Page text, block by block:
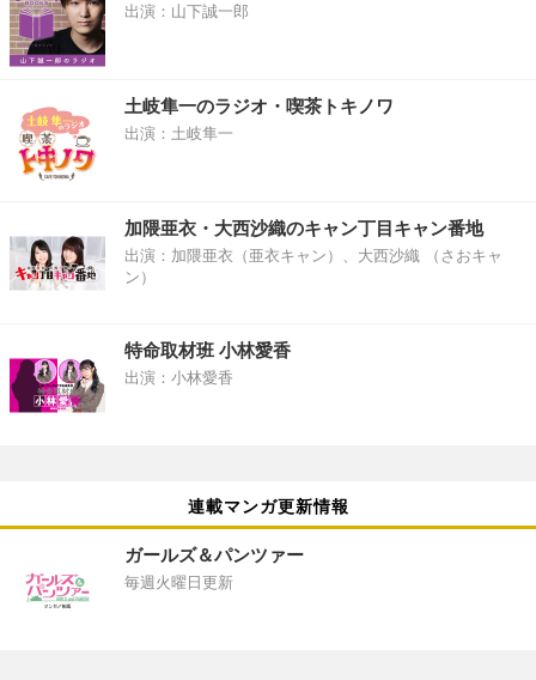
出演：山下誠一郎
土岐隼一のラジオ・喫茶トキノワ
出演：土岐隼一
加隈亜衣・大西沙織のキャン丁目キャン番地
出演：加隈亜衣（亜衣キャン）、大西沙織 （さおキャ
ン）
特命取材班 小林愛香
出演：小林愛香
連載マンガ更新情報
ガールズ＆パンツァー
毎週火曜日更新